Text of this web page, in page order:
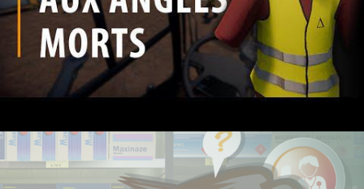
Cheffe de projet - Ingénieure pédagogique - Designer •18th February
2022